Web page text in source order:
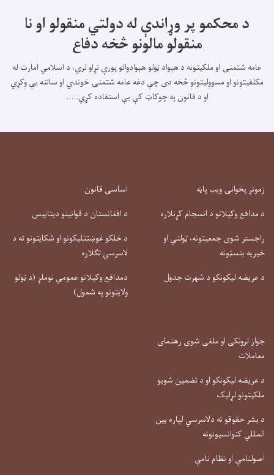
د محکمو پر وړاندې له دولتي منقولو او نا
منقولو مالونو څخه دفاع
عامه شتمنۍ او ملکیتونه د هېواد ټولو هېوادوالو پورې تړاو لري، د اسلامي امارت له
مکلفیتونو او مسوولیتونو څخه دی چې دغه عامه شتمنۍ خوندي او ساتنه یې وکړي
او د قانون په چوکاټ کې يې استفاده کړي.:...
زمونږ پخوانۍ ویب پاڼه
د مدافع وکیلانو د انسجام کړنلاره
راجستر شوی جمعیتونه، ټولنې او
خیریه بنسټونه
د عریضه لیکونکو د شهرت جدول
اساسی قانون
د افغانستان د قوانینو دیتابیس
د خلکو غوښتنلیکونو او شکایتونو ته د
لاسرسي تګلاره
دمدافع وکیلانو عمومي نوملړ (د ټولو
ولایتونو په شمول)
جواز لرونکی او ملغی شوی رهنمای
معاملات
د عریضه لیکونکو او د تضمین شویو
ملکیتونو لړلیک
د بشر حقوقو ته دلاسرسي لپاره بین
المللي کنوانسیونونه
اصولنامې او نظام نامې